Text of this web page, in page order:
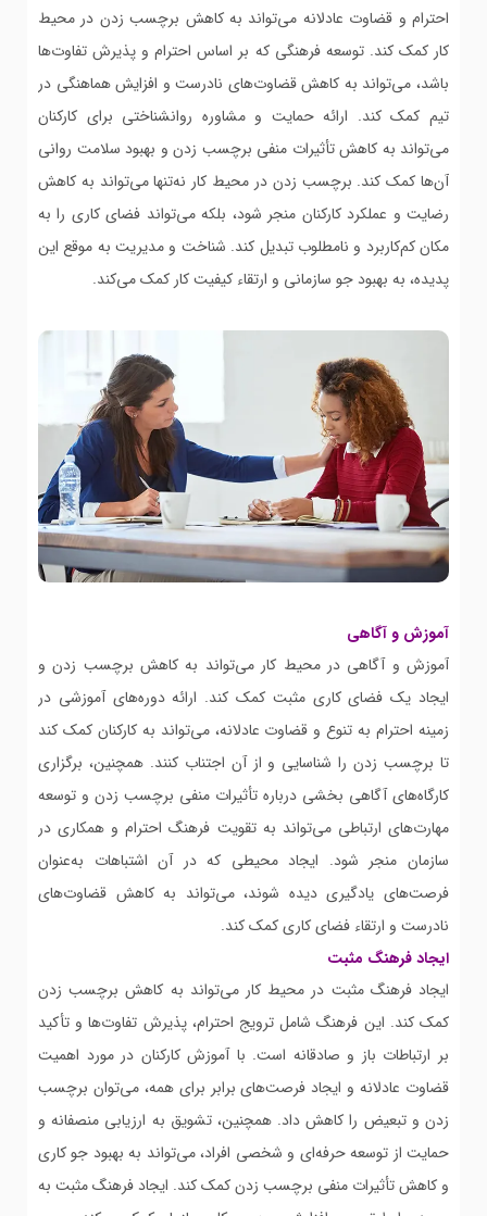
احترام و قضاوت عادلانه می‌تواند به کاهش برچسب زدن در محیط
کار کمک کند. توسعه فرهنگی که بر اساس احترام و پذیرش تفاوت‌ها
باشد، می‌تواند به کاهش قضاوت‌های نادرست و افزایش هماهنگی در
تیم کمک کند. ارائه حمایت و مشاوره روانشناختی برای کارکنان
می‌تواند به کاهش تأثیرات منفی برچسب زدن و بهبود سلامت روانی
آن‌ها کمک کند. برچسب زدن در محیط کار نه‌تنها می‌تواند به کاهش
رضایت و عملکرد کارکنان منجر شود، بلکه می‌تواند فضای کاری را به
مکان کم‌کاربرد و نامطلوب تبدیل کند. شناخت و مدیریت به موقع این
پدیده، به بهبود جو سازمانی و ارتقاء کیفیت کار کمک می‌کند.
آموزش و آگاهی
آموزش و آگاهی در محیط کار می‌تواند به کاهش برچسب زدن و
ایجاد یک فضای کاری مثبت کمک کند. ارائه دوره‌های آموزشی در
زمینه احترام به تنوع و قضاوت عادلانه، می‌تواند به کارکنان کمک کند
تا برچسب زدن را شناسایی و از آن اجتناب کنند. همچنین، برگزاری
کارگاه‌های آگاهی بخشی درباره تأثیرات منفی برچسب زدن و توسعه
مهارت‌های ارتباطی می‌تواند به تقویت فرهنگ احترام و همکاری در
سازمان منجر شود. ایجاد محیطی که در آن اشتباهات به‌عنوان
فرصت‌های یادگیری دیده شوند، می‌تواند به کاهش قضاوت‌های
نادرست و ارتقاء فضای کاری کمک کند.
ایجاد فرهنگ مثبت
ایجاد فرهنگ مثبت در محیط کار می‌تواند به کاهش برچسب زدن
کمک کند. این فرهنگ شامل ترویج احترام، پذیرش تفاوت‌ها و تأکید
بر ارتباطات باز و صادقانه است. با آموزش کارکنان در مورد اهمیت
قضاوت عادلانه و ایجاد فرصت‌های برابر برای همه، می‌توان برچسب
زدن و تبعیض را کاهش داد. همچنین، تشویق به ارزیابی منصفانه و
حمایت از توسعه حرفه‌ای و شخصی افراد، می‌تواند به بهبود جو کاری
و کاهش تأثیرات منفی برچسب زدن کمک کند. ایجاد فرهنگ مثبت به